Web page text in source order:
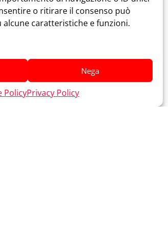
o ritirare il consenso può
caratteristiche e funzioni.
Nega
PolicyPrivacy Policy